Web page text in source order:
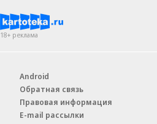
18+ реклама
Android
Обратная связь
Правовая информация
E-mail рассылки